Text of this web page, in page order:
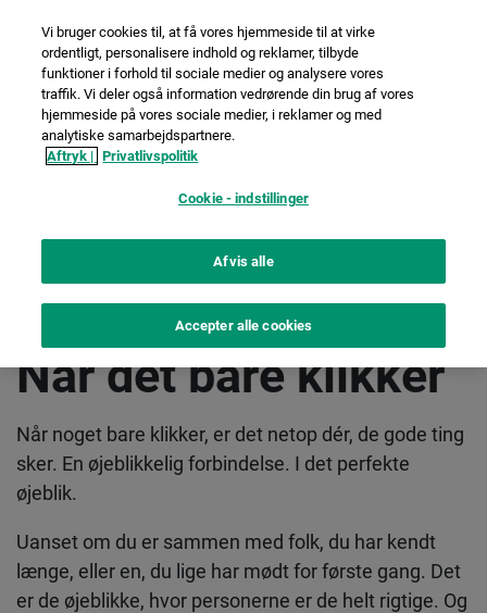
Når det bare klikker
Når noget bare klikker, er det netop dér, de gode ting
sker. En øjeblikkelig forbindelse. I det perfekte
øjeblik.
Uanset om du er sammen med folk, du har kendt
længe, ​​eller en, du lige har mødt for første gang. Det
er de øjeblikke, hvor personerne er de helt rigtige. Og
Vi bruger cookies til, at få vores hjemmeside til at virke
ordentligt, personalisere indhold og reklamer, tilbyde
funktioner i forhold til sociale medier og analysere vores
traffik. Vi deler også information vedrørende din brug af vores
hjemmeside på vores sociale medier, i reklamer og med
analytiske samarbejdspartnere.
Aftryk | Privatlivspolitik
Cookie - indstillinger
Afvis alle
Accepter alle cookies